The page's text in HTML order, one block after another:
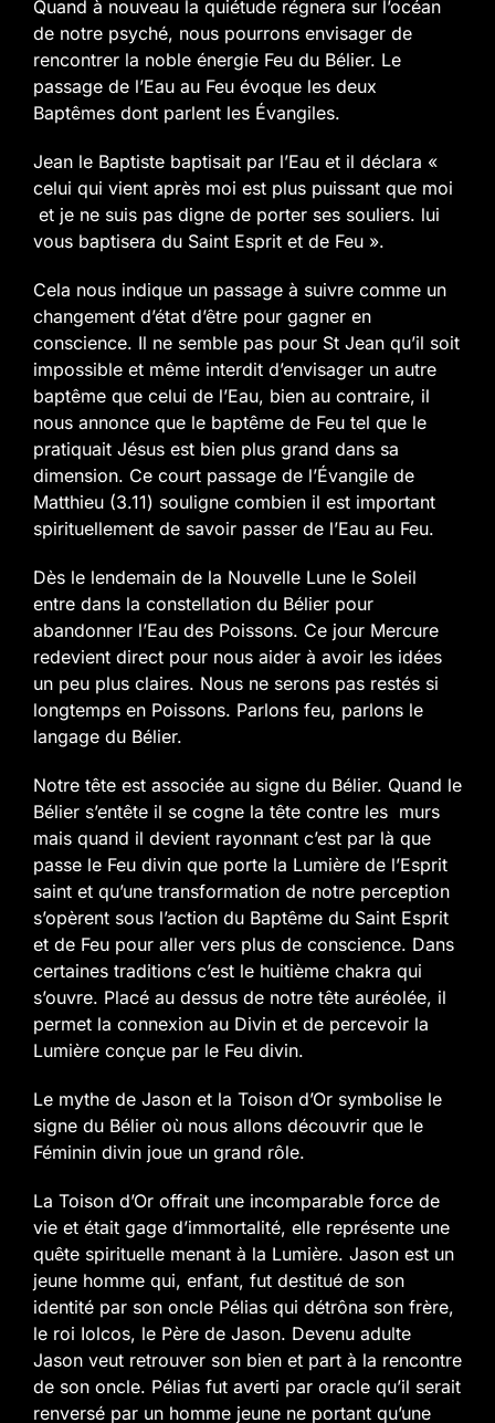
Quand à nouveau la quiétude régnera sur l’océan
de notre psyché, nous pourrons envisager de
rencontrer la noble énergie Feu du Bélier. Le
passage de l’Eau au Feu évoque les deux
Baptêmes dont parlent les Évangiles.
Jean le Baptiste baptisait par l’Eau et il déclara «
celui qui vient après moi est plus puissant que moi
et je ne suis pas digne de porter ses souliers. lui
vous baptisera du Saint Esprit et de Feu ».
Cela nous indique un passage à suivre comme un
changement d’état d’être pour gagner en
conscience. Il ne semble pas pour St Jean qu’il soit
impossible et même interdit d’envisager un autre
baptême que celui de l’Eau, bien au contraire, il
nous annonce que le baptême de Feu tel que le
pratiquait Jésus est bien plus grand dans sa
dimension. Ce court passage de l’Évangile de
Matthieu (3.11) souligne combien il est important
spirituellement de savoir passer de l’Eau au Feu.
Dès le lendemain de la Nouvelle Lune le Soleil
entre dans la constellation du Bélier pour
abandonner l’Eau des Poissons. Ce jour Mercure
redevient direct pour nous aider à avoir les idées
un peu plus claires. Nous ne serons pas restés si
longtemps en Poissons. Parlons feu, parlons le
langage du Bélier.
Notre tête est associée au signe du Bélier. Quand le
Bélier s’entête il se cogne la tête contre les murs
mais quand il devient rayonnant c’est par là que
passe le Feu divin que porte la Lumière de l’Esprit
saint et qu’une transformation de notre perception
s’opèrent sous l’action du Baptême du Saint Esprit
et de Feu pour aller vers plus de conscience. Dans
certaines traditions c’est le huitième chakra qui
s’ouvre. Placé au dessus de notre tête auréolée, il
permet la connexion au Divin et de percevoir la
Lumière conçue par le Feu divin.
Le mythe de Jason et la Toison d’Or symbolise le
signe du Bélier où nous allons découvrir que le
Féminin divin joue un grand rôle.
La Toison d’Or offrait une incomparable force de
vie et était gage d’immortalité, elle représente une
quête spirituelle menant à la Lumière. Jason est un
jeune homme qui, enfant, fut destitué de son
identité par son oncle Pélias qui détrôna son frère,
le roi Iolcos, le Père de Jason. Devenu adulte
Jason veut retrouver son bien et part à la rencontre
de son oncle. Pélias fut averti par oracle qu’il serait
renversé par un homme jeune ne portant qu’une